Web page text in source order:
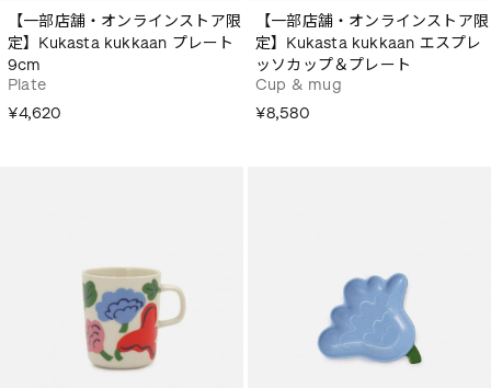
【一部店舗・オンラインストア限
定】Kukasta kukkaan プレート
9cm
Plate
¥4,620
【一部店舗・オンラインストア限
定】Kukasta kukkaan エスプレ
ッソカップ＆プレート
Cup & mug
¥8,580